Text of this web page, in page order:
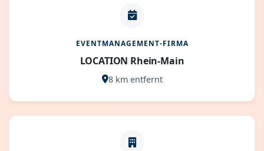
EVENTMANAGEMENT-FIRMA
LOCATION Rhein-Main
8 km entfernt